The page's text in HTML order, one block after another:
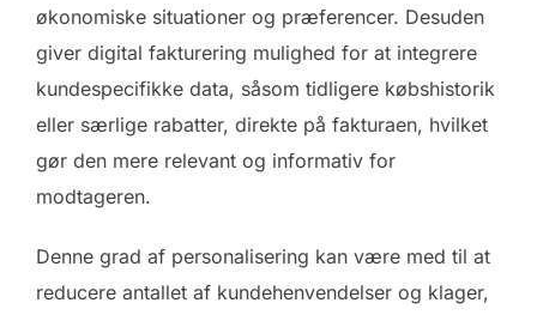
økonomiske situationer og præferencer. Desuden
giver digital fakturering mulighed for at integrere
kundespecifikke data, såsom tidligere købshistorik
eller særlige rabatter, direkte på fakturaen, hvilket
gør den mere relevant og informativ for
modtageren.
Denne grad af personalisering kan være med til at
reducere antallet af kundehenvendelser og klager,